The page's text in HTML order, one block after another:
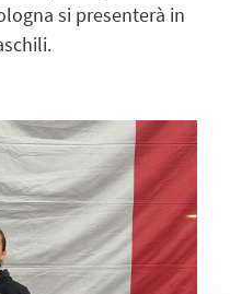
si presenterà in